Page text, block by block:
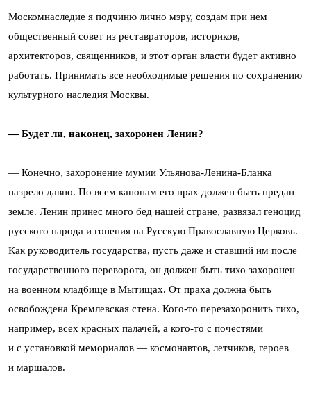
Москомнаследие я подчиню лично мэру, создам при нем
общественный совет из реставраторов, историков,
архитекторов, священников, и этот орган власти будет активно
работать. Принимать все необходимые решения по сохранению
культурного наследия Москвы.
— Будет ли, наконец, захоронен Ленин?
— Конечно, захоронение мумии Ульянова-Ленина-Бланка
назрело давно. По всем канонам его прах должен быть предан
земле. Ленин принес много бед нашей стране, развязал геноцид
русского народа и гонения на Русскую Православную Церковь.
Как руководитель государства, пусть даже и ставший им после
государственного переворота, он должен быть тихо захоронен
на военном кладбище в Мытищах. От праха должна быть
освобождена Кремлевская стена. Кого-то перезахоронить тихо,
например, всех красных палачей, а кого-то с почестями
и с установкой мемориалов — космонавтов, летчиков, героев
и маршалов.